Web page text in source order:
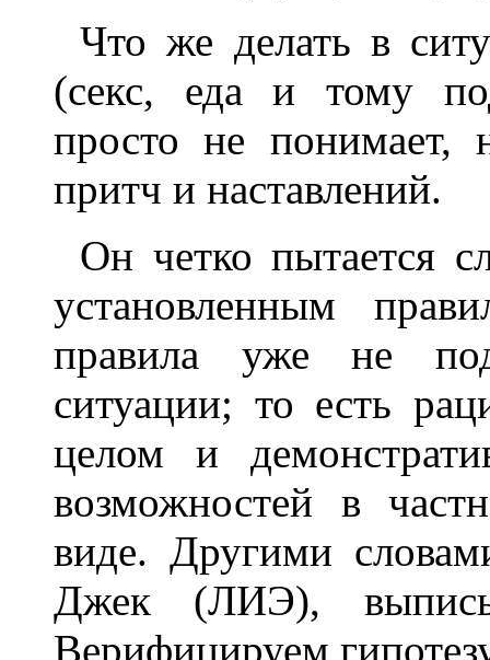
Что же делать в
(секс, еда и тому
просто не понимает,
притч и наставлений.
Он четко пытается
установленным
правила уже не
ситуации; то есть
целом и
возможностей в
виде. Другими
Джек (ЛИЭ),
Верифицируем